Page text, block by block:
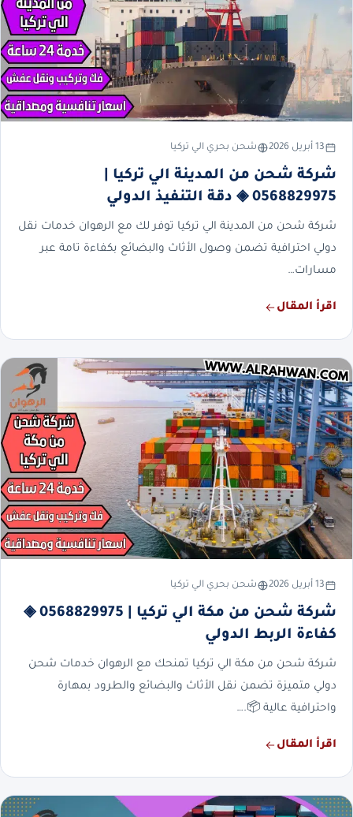
13 أبريل 2026 شحن بحري الي تركيا
شركة شحن من المدينة الي تركيا |
0568829975 ◈ دقة التنفيذ الدولي
شركة شحن من المدينة الي تركيا توفر لك مع الرهوان خدمات نقل
دولي احترافية تضمن وصول الأثاث والبضائع بكفاءة تامة عبر
مسارات…
اقرأ المقال
13 أبريل 2026 شحن بحري الي تركيا
شركة شحن من مكة الي تركيا | 0568829975 ◈
كفاءة الربط الدولي
شركة شحن من مكة الي تركيا تمنحك مع الرهوان خدمات شحن
دولي متميزة تضمن نقل الأثاث والبضائع والطرود بمهارة
واحترافية عالية 📦.…
اقرأ المقال